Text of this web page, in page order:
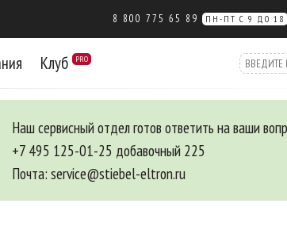
8 800 775 65 89 ПН-ПТ С 9 ДО 18
Клуб PRO
Наш сервисный отдел готов ответить на ваши
+7 495 125-01-25 добавочный 225
Почта: service@stiebel-eltron.ru